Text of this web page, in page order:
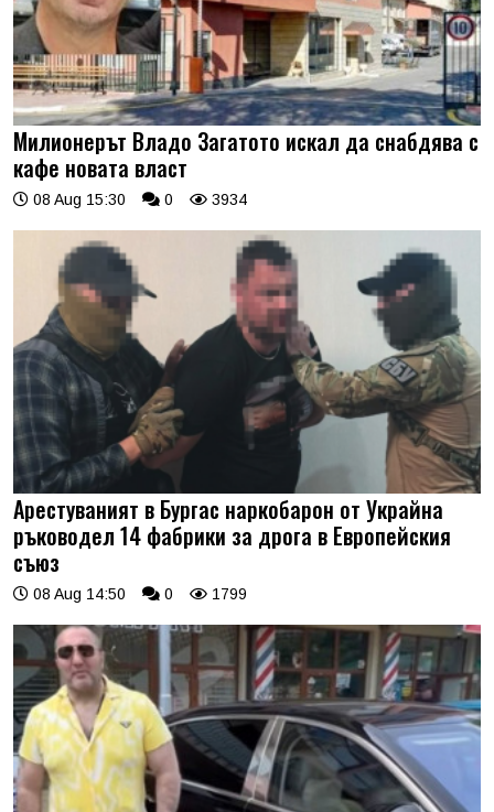
Милионерът Владо Загатото искал да снабдява с
кафе новата власт
08 Aug 15:30 0 3934
Арестуваният в Бургас наркобарон от Украйна
ръководел 14 фабрики за дрога в Европейския
съюз
08 Aug 14:50 0 1799